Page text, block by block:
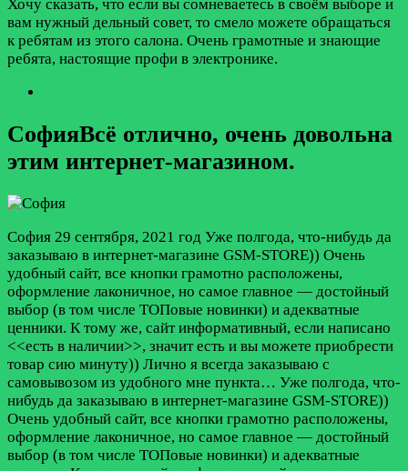
Хочу сказать, что если вы сомневаетесь в своём выборе и
вам нужный дельный совет, то смело можете обращаться
к ребятам из этого салона. Очень грамотные и знающие
ребята, настоящие профи в электронике.
CoфияВсё отлично, очень довольна
этим интернет-магазином.
Coфия 29 сентября, 2021 год Уже полгода, что-нибудь да
заказываю в интернет-магазине GSM-STORE)) Очень
удобный сайт, все кнопки грамотно расположены,
оформление лаконичное, но самое главное — достойный
выбор (в том числе ТОПовые новинки) и адекватные
ценники. К тому же, сайт информативный, если написано
<<есть в наличии>>, значит есть и вы можете приобрести
товар сию минуту)) Лично я всегда заказываю с
самовывозом из удобного мне пункта… Уже полгода, что-
нибудь да заказываю в интернет-магазине GSM-STORE))
Очень удобный сайт, все кнопки грамотно расположены,
оформление лаконичное, но самое главное — достойный
выбор (в том числе ТОПовые новинки) и адекватные